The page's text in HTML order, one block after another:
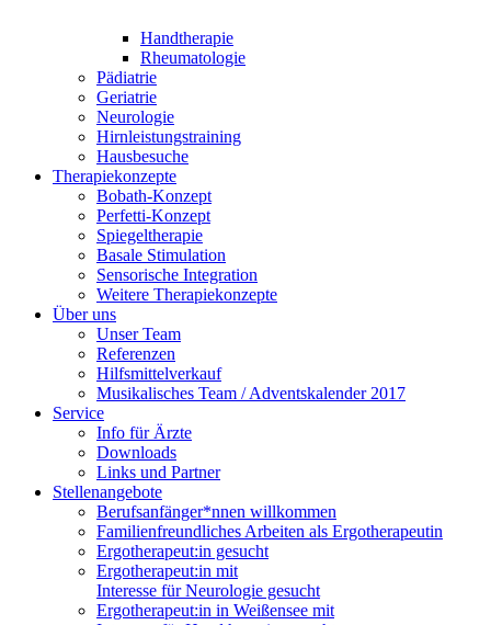
Handtherapie
Rheumatologie
Pädiatrie
Geriatrie
Neurologie
Hirnleistungstraining
Hausbesuche
Therapiekonzepte
Bobath-Konzept
Perfetti-Konzept
Spiegeltherapie
Basale Stimulation
Sensorische Integration
Weitere Therapiekonzepte
Über uns
Unser Team
Referenzen
Hilfsmittelverkauf
Musikalisches Team / Adventskalender 2017
Service
Info für Ärzte
Downloads
Links und Partner
Stellenangebote
Berufsanfänger*nnen willkommen
Familienfreundliches Arbeiten als Ergotherapeutin
Ergotherapeut:in gesucht
Ergotherapeut:in mit
Interesse für Neurologie gesucht
Ergotherapeut:in in Weißensee mit